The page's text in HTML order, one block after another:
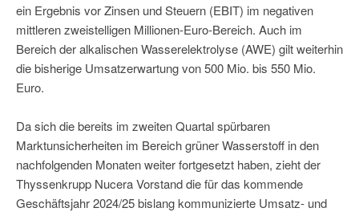
ein Ergebnis vor Zinsen und Steuern (EBIT) im negativen
mittleren zweistelligen Millionen-Euro-Bereich. Auch im
Bereich der alkalischen Wasserelektrolyse (AWE) gilt weiterhin
die bisherige Umsatzerwartung von 500 Mio. bis 550 Mio.
Euro.
Da sich die bereits im zweiten Quartal spürbaren
Marktunsicherheiten im Bereich grüner Wasserstoff in den
nachfolgenden Monaten weiter fortgesetzt haben, zieht der
Thyssenkrupp Nucera Vorstand die für das kommende
Geschäftsjahr 2024/25 bislang kommunizierte Umsatz- und